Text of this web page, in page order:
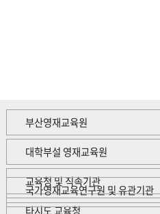
부산영재교육원
대학부설 영재교육원
교육청 및 직속기관
타시도 교육청
국가영재교육연구원 및 유관기관